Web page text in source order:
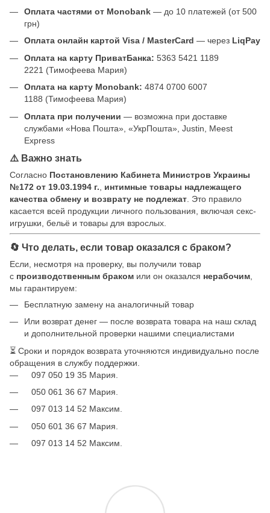
Оплата частями от Monobank — до 10 платежей (от 500
грн)
Оплата онлайн картой Visa / MasterCard — через LiqPay
Оплата на карту ПриватБанка: 5363 5421 1189
2221 (Тимофеева Мария)
Оплата на карту Monobank: 4874 0700 6007
1188 (Тимофеева Мария)
Оплата при получении — возможна при доставке
службами «Нова Пошта», «УкрПошта», Justin, Meest
Express
⚠️ Важно знать
Согласно Постановлению Кабинета Министров Украины
№172 от 19.03.1994 г.
интимные товары надлежащего
качества обмену и возврату не подлежат . Это правило
касается всей продукции личного пользования, включая секс-
игрушки, бельё и товары для взрослых.
🔄 Что делать, если товар оказался с браком?
Если, несмотря на проверку, вы получили товар
с производственным браком или он оказался нерабочим
мы гарантируем:
Бесплатную замену на аналогичный товар
Или возврат денег — после возврата товара на наш склад
и дополнительной проверки нашими специалистами
⏳ Сроки и порядок возврата уточняются индивидуально после
обращения в службу поддержки.
097 050 19 35 Мария.
050 061 36 67 Мария.
097 013 14 52 Максим.
050 601 36 67 Мария.
097 013 14 52 Максим.